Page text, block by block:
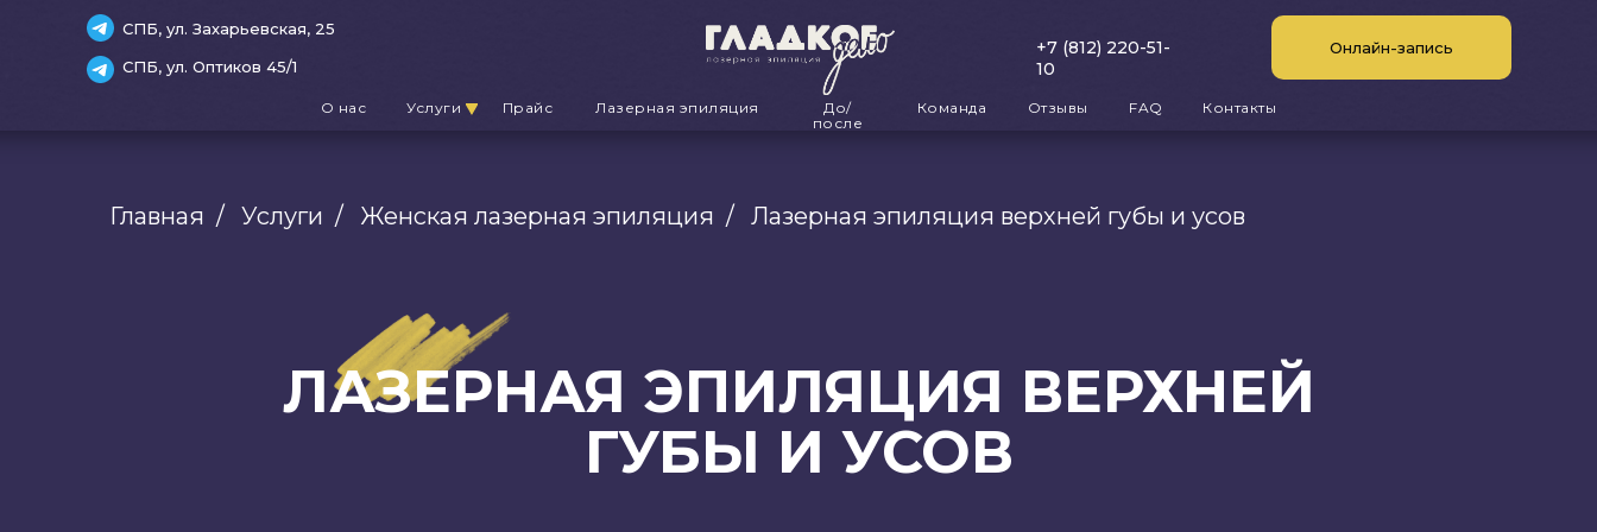
+7 (812) 220-51-
10
СПБ, ул. Захарьевская, 25
СПБ, ул. Оптиков 45/1
О нас
До/
после
Услуги Команда
Прайс Отзывы
Лазерная эпиляция FAQ Контакты
Онлайн-запись
Главная / Услуги / Женская лазерная эпиляция / Лазерная эпиляция верхней губы и усов
ЛАЗЕРНАЯ ЭПИЛЯЦИЯ ВЕРХНЕЙ
ГУБЫ И УСОВ